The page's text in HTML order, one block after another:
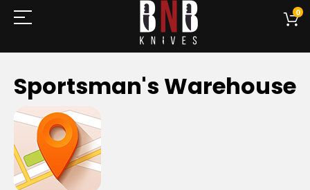
0
Sportsman's Warehouse